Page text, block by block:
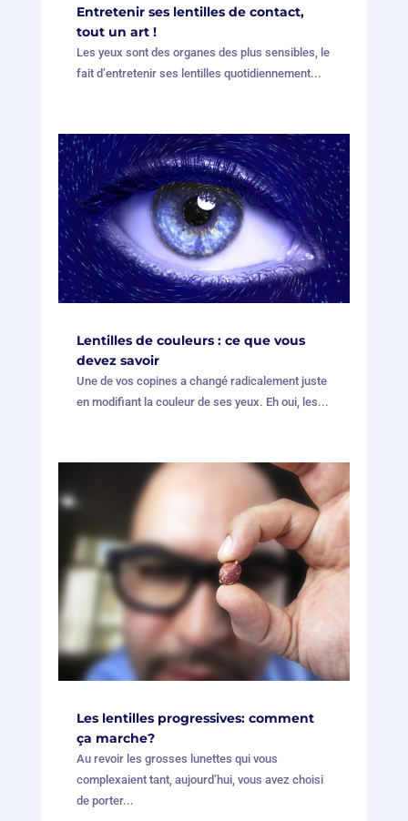
Entretenir ses lentilles de contact,
tout un art !
Les yeux sont des organes des plus sensibles, le
fait d’entretenir ses lentilles quotidiennement...
Lentilles de couleurs : ce que vous
devez savoir
Une de vos copines a changé radicalement juste
en modifiant la couleur de ses yeux. Eh oui, les...
Les lentilles progressives: comment
ça marche?
Au revoir les grosses lunettes qui vous
complexaient tant, aujourd’hui, vous avez choisi
de porter...